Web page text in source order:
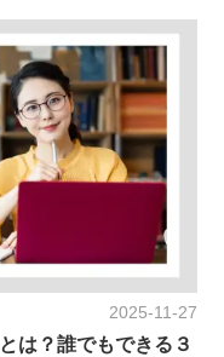
2025-11-27
は？誰でもできる３